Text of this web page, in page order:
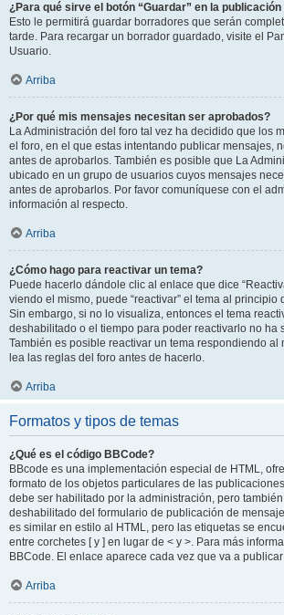
¿Para qué sirve el botón “Guardar” en la
Esto le permitirá guardar borradores que serán
tarde. Para recargar un borrador guardado, visite el
Usuario.
Arriba
¿Por qué mis mensajes necesitan ser aprobados?
La Administración del foro tal vez ha decidido que los
el foro, en el que estas intentando publicar mensajes,
antes de aprobarlos. También es posible que La
ubicado en un grupo de usuarios cuyos mensajes
antes de aprobarlos. Por favor comuníquese con el
información al respecto.
Arriba
¿Cómo hago para reactivar un tema?
Puede hacerlo dándole clic al enlace que dice
viendo el mismo, puede “reactivar” el tema al principio
Sin embargo, si no lo visualiza, entonces el tema
deshabilitado o el tiempo para poder reactivarlo no ha
También es posible reactivar un tema respondiendo al
lea las reglas del foro antes de hacerlo.
Arriba
Formatos y tipos de temas
¿Qué es el código BBCode?
BBcode es una implementación especial de HTML,
formato de los objetos particulares de las
debe ser habilitado por la administración, pero
deshabilitado del formulario de publicación de
es similar en estilo al HTML, pero las etiquetas se
entre corchetes [ y ] en lugar de < y >. Para más
BBCode. El enlace aparece cada vez que va a
Arriba